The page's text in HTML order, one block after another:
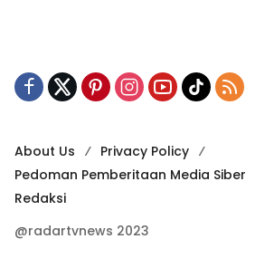
About Us
Privacy Policy
Pedoman Pemberitaan Media Siber
Redaksi
@radartvnews 2023